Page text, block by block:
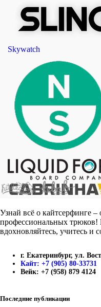
Skywatch
Узнай всё о кайтсерфинге
профессиональных трюков!
вдохновляйтесь, учитесь и
г. Екатеринбург, ул.
Кайт: +7 (905) 80-33731
Вейк: +7 (958) 879 4124
Последние публикации